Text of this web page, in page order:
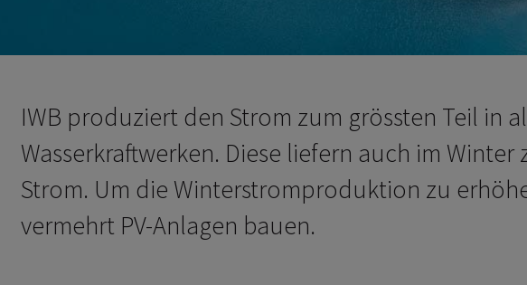
e-mail
share-icons
IWB produziert den Strom zum grössten Teil in
Wasserkraftwerken. Diese liefern auch im Winter
Strom. Um die Winterstromproduktion zu
vermehrt PV-Anlagen bauen.